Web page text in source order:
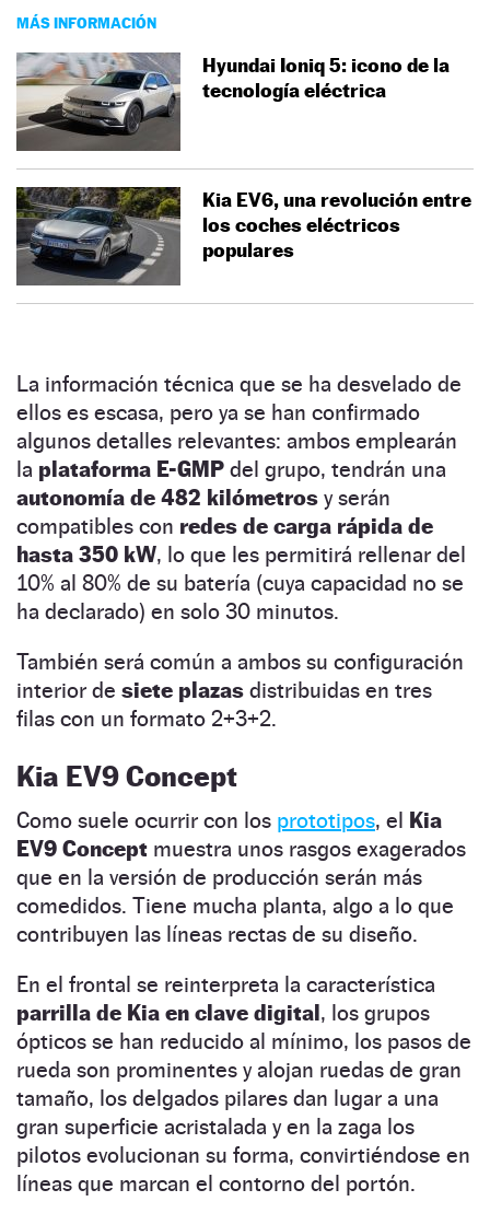
MÁS INFORMACIÓN
Hyundai Ioniq 5: icono de la
tecnología eléctrica
Kia EV6, una revolución entre
los coches eléctricos
populares
La información técnica que se ha desvelado de
ellos es escasa, pero ya se han confirmado
algunos detalles relevantes: ambos emplearán
la plataforma E-GMP del grupo, tendrán una
autonomía de 482 kilómetros y serán
compatibles con redes de carga rápida de
hasta 350 kW, lo que les permitirá rellenar del
10% al 80% de su batería (cuya capacidad no se
ha declarado) en solo 30 minutos.
También será común a ambos su configuración
interior de siete plazas distribuidas en tres
filas con un formato 2+3+2.
Kia EV9 Concept
Como suele ocurrir con los prototipos, el Kia
EV9 Concept muestra unos rasgos exagerados
que en la versión de producción serán más
comedidos. Tiene mucha planta, algo a lo que
contribuyen las líneas rectas de su diseño.
En el frontal se reinterpreta la característica
parrilla de Kia en clave digital, los grupos
ópticos se han reducido al mínimo, los pasos de
rueda son prominentes y alojan ruedas de gran
tamaño, los delgados pilares dan lugar a una
gran superficie acristalada y en la zaga los
pilotos evolucionan su forma, convirtiéndose en
líneas que marcan el contorno del portón.